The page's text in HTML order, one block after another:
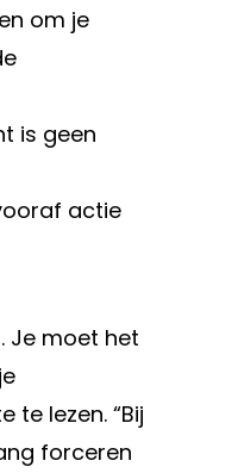
om je
is geen
actie
Je moet het
lezen. “Bij
forceren